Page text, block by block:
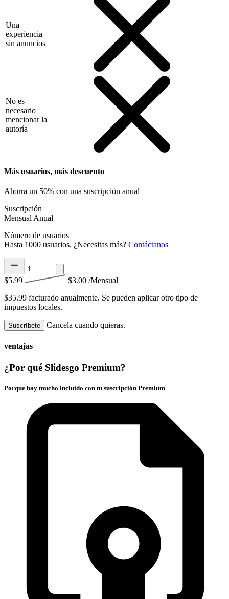
Una
experiencia
sin anuncios
No es
necesario
mencionar la
autoría
Más usuarios, más descuento
Ahorra un 50% con una suscripción anual
Suscripción
Mensual Anual
Número de usuarios
Hasta 1000 usuarios. ¿Necesitas más? Contáctanos
$5.99 $3.00 /Mensual
$35.99 facturado anualmente. Se pueden aplicar otro tipo de
impuestos locales.
Suscríbete Cancela cuando quieras.
ventajas
¿Por qué Slidesgo Premium?
Porque hay mucho incluido con tu suscripción Premium